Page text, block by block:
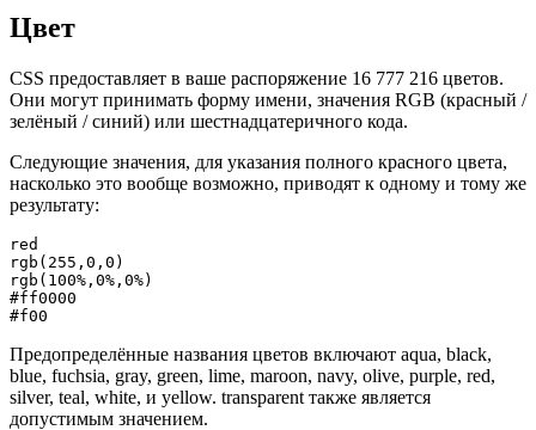
Цвет
CSS предоставляет в ваше распоряжение 16 777 216 цветов.
Они могут принимать форму имени, значения RGB (красный /
зелёный / синий) или шестнадцатеричного кода.
Следующие значения, для указания полного красного цвета,
насколько это вообще возможно, приводят к одному и тому же
результату:
red
rgb(255,0,0)
rgb(100%,0%,0%)
#ff0000
#f00
Предопределённые названия цветов включают aqua, black,
blue, fuchsia, gray, green, lime, maroon, navy, olive, purple, red,
silver, teal, white, и yellow. transparent также является
допустимым значением.